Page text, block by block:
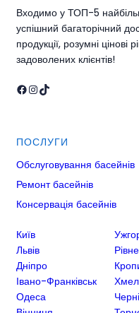
Входимо у ТОП-5
успішний багаторічний
продукції, розумні цінові
задоволених клієнтів!
Facebook InstagramTikTok
ПОСЛУГИ
Обслуговування басейнів
Ремонт басейнів
Консервація басейнів
Київ
Львів
Дніпро
Івано-Франківськ
Одеса
Рівне